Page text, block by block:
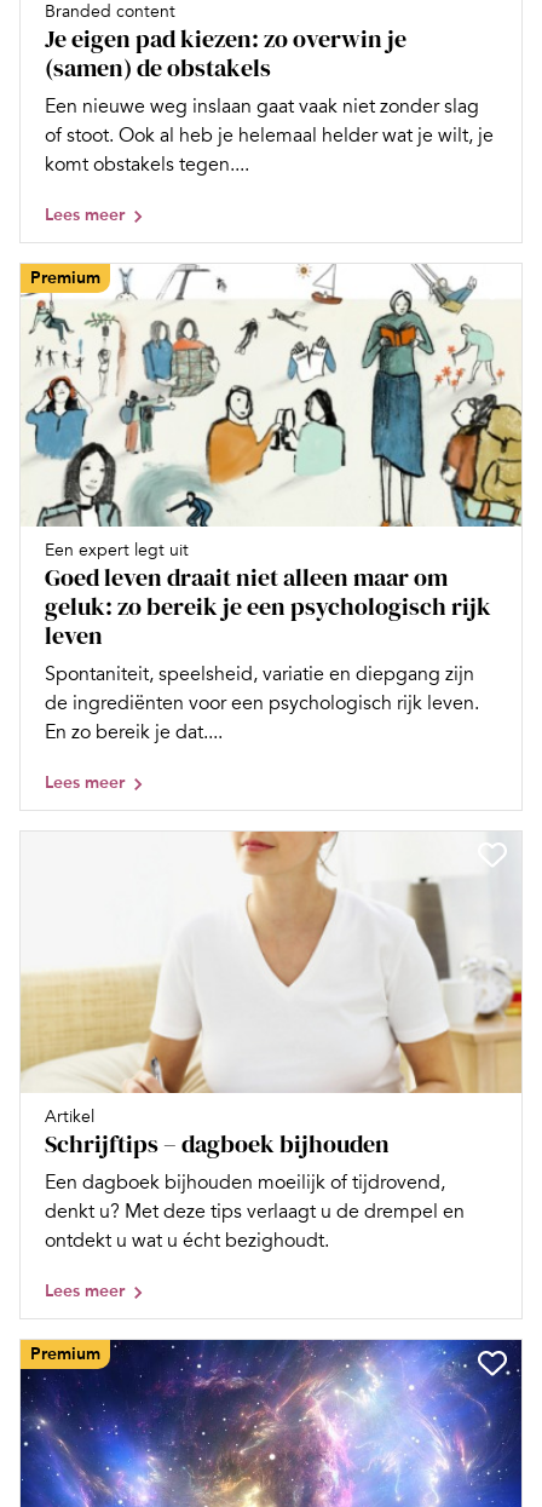
Branded content
Je eigen pad kiezen: zo overwin je
(samen) de obstakels
Een nieuwe weg inslaan gaat vaak niet zonder slag
of stoot. Ook al heb je helemaal helder wat je wilt, je
komt obstakels tegen....
Lees meer
Premium
Een expert legt uit
Goed leven draait niet alleen maar om
geluk: zo bereik je een psychologisch rijk
leven
Spontaniteit, speelsheid, variatie en diepgang zijn
de ingrediënten voor een psychologisch rijk leven.
En zo bereik je dat....
Lees meer
Artikel
Schrijftips – dagboek bijhouden
Een dagboek bijhouden moeilijk of tijdrovend,
denkt u? Met deze tips verlaagt u de drempel en
ontdekt u wat u écht bezighoudt.
Lees meer
Premium